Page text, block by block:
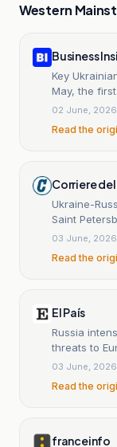
Western
Business
Key
May, the
02 June, 2026
Read the
Corriere
Ukraine-
Saint
03 June, 2026
Read the
El País
Russia
threats to
03 June, 2026
Read the
franceinfo